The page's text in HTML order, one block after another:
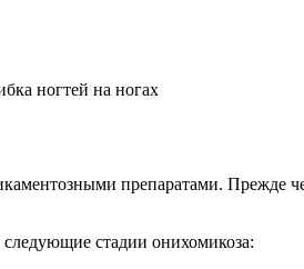
препаратами. Прежде
стадии онихомикоза: